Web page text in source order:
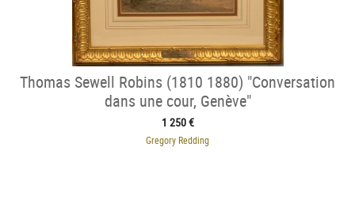
Thomas Sewell Robins (1810 1880) "Conversation
dans une cour, Genève"
1 250 €
Gregory Redding